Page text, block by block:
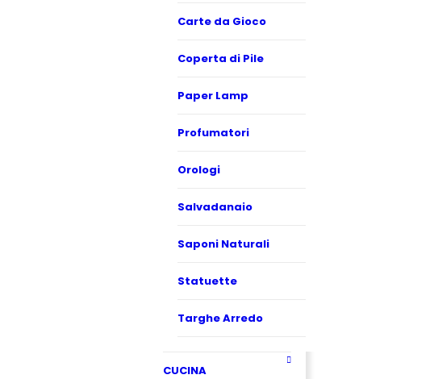
Carte da Gioco
Coperta di Pile
Paper Lamp
Profumatori
Orologi
Salvadanaio
Saponi Naturali
Statuette
Targhe Arredo
CUCINA